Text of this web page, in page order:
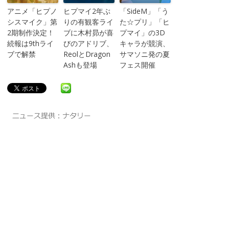
アニメ「ヒプノ
シスマイク」第
2期制作決定！
続報は9thライ
ブで解禁
ヒプマイ2年ぶ
りの有観客ライ
ブに木村昴が喜
びのアドリブ、
ReolとDragon
Ashも登場
「SideM」「う
た☆プリ」「ヒ
プマイ」の3D
キャラが競演、
サマソニ発の夏
フェス開催